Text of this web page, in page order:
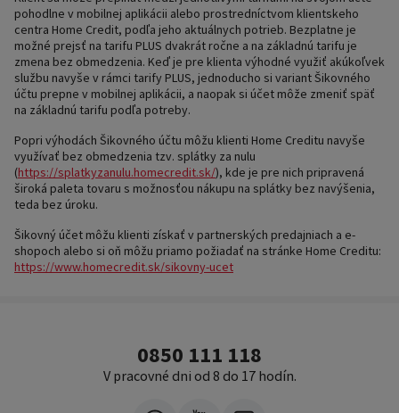
pohodlne v mobilnej aplikácii alebo prostredníctvom klientskeho
centra Home Credit, podľa jeho aktuálnych potrieb. Bezplatne je
možné prejsť na tarifu PLUS dvakrát ročne a na základnú tarifu je
zmena bez obmedzenia. Keď je pre klienta výhodné využiť akúkoľvek
službu navyše v rámci tarify PLUS, jednoducho si variant Šikovného
účtu prepne v mobilnej aplikácii, a naopak si účet môže zmeniť späť
na základnú tarifu podľa potreby.
Popri výhodách Šikovného účtu môžu klienti Home Creditu navyše
využívať bez obmedzenia tzv. splátky za nulu
(https://splatkyzanulu.homecredit.sk/), kde je pre nich pripravená
široká paleta tovaru s možnosťou nákupu na splátky bez navýšenia,
teda bez úroku.
Šikovný účet môžu klienti získať v partnerských predajniach a e-
shopoch alebo si oň môžu priamo požiadať na stránke Home Creditu:
https://www.homecredit.sk/sikovny-ucet
0850 111 118
V pracovné dni od 8 do 17 hodín.